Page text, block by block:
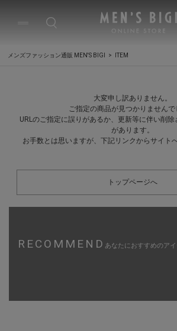
メンズファッション通販 MEN'S BIGI ITEM
大変申し訳ありません。
ご指定の商品が見つかりませんで
URLのご指定に誤りがあるか、更新等に伴い削
があります。
お手数とは思いますが、下記リンクからサイト
トップページへ
RECOMMEND あなたにおすすめのア